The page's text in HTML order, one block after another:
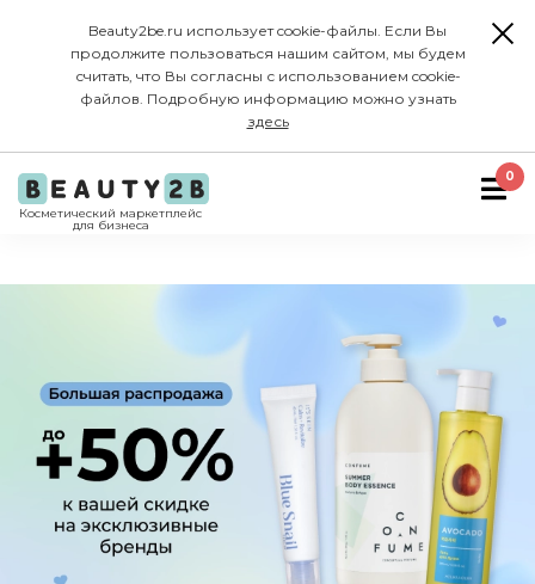
Beauty2be.ru использует cookie-файлы. Если Вы
продолжите пользоваться нашим сайтом, мы будем
считать, что Вы согласны с использованием cookie-
файлов. Подробную информацию можно узнать
здесь
Косметический маркетплейс
для бизнеса
0